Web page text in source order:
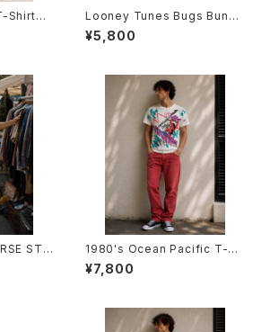
Shirts -
ガンモ
Looney Tunes Bugs Bunny
T-Shirts -ルーニー・テューン
ズ バッグス・バニーTシャツ-
¥5,800
STA
年代
-
1980's Ocean Pacific T-Sh
irts -1985年 オーシャン・パシ
フィックTシャツ-
¥7,800